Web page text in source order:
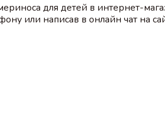
для детей в интернет-
или написав в онлайн чат на